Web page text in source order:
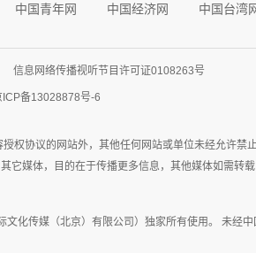
中国青年网 中国经济网 中国台湾
信息网络传播视听节目许可证0108263号
ICP备13028878号-6
权协议的网站外，其他任何网站或单位未经允许禁
它媒体，目的在于传播更多信息，其他媒体如需转
化传媒（北京）有限公司）独家所有使用。 未经